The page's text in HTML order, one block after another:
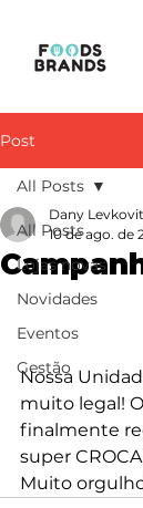
Post
All Posts
Lojas novas
Novidades
Eventos
Gestão
All Posts
Dany
10 de ago. de
Nossa
muito legal!
finalmente
super
Muito